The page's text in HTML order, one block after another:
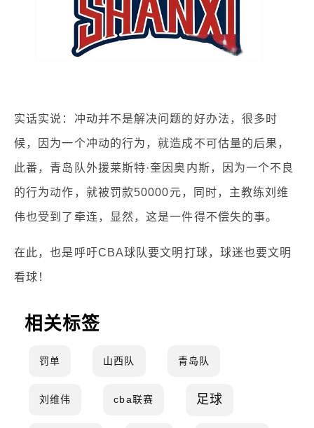
实话实说：冲动并不是解决问题的好办法，很多时
候，因为一个冲动的行为，就造成不可估量的后果，
此番，青岛队外援莱斯特·奎因奥内斯，因为一个不良
的行为动作，就被罚款50000元，同时，主教练刘维
伟也受到了牵连，显然，这是一件得不偿失的事。
在此，也是呼吁CBA球队要文明打球，球迷也要文明
看球！
相关标签
罚单 山西队 青岛队
刘维伟 cba联赛 足球